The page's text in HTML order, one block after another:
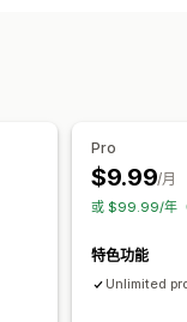
Pro
$9.99/月
或 $99.99/年
特色功能
Unlimited